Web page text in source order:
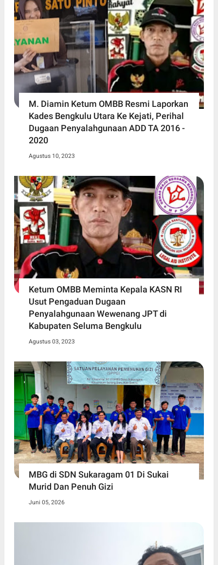
M. Diamin Ketum OMBB Resmi Laporkan
Kades Bengkulu Utara Ke Kejati, Perihal
Dugaan Penyalahgunaan ADD TA 2016 -
2020
Agustus 10, 2023
Ketum OMBB Meminta Kepala KASN RI
Usut Pengaduan Dugaan
Penyalahgunaan Wewenang JPT di
Kabupaten Seluma Bengkulu
Agustus 03, 2023
MBG di SDN Sukaragam 01 Di Sukai
Murid Dan Penuh Gizi
Juni 05, 2026